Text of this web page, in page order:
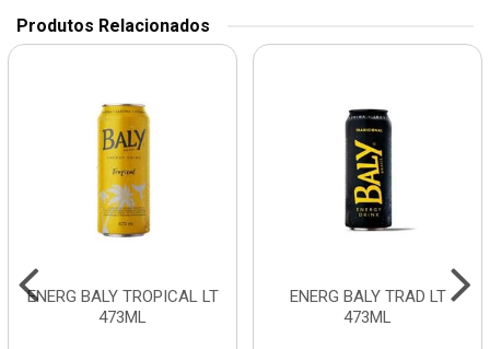
Produtos Relacionados
ENERG BALY TROPICAL LT
473ML
ENERG BALY TRAD LT
473ML